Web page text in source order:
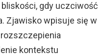
gdy uczciwość
Zjawisko wpisuje się w
kontekstu